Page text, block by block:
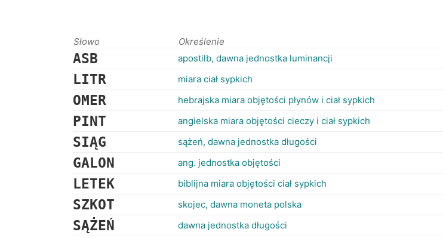
Słowo Określenie
ASB apostilb, dawna jednostka luminancji
LITR miara ciał sypkich
OMER hebrajska miara objętości płynów i ciał sypkich
PINT angielska miara objętości cieczy i ciał sypkich
SIĄG sążeń, dawna jednostka długości
GALON ang. jednostka objętości
LETEK biblijna miara objętości ciał sypkich
SZKOT skojec, dawna moneta polska
SĄŻEŃ dawna jednostka długości